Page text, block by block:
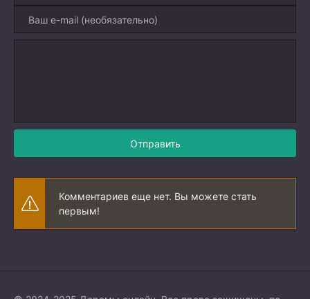
Отправить
Комментариев еще нет. Вы можете стать
первым!